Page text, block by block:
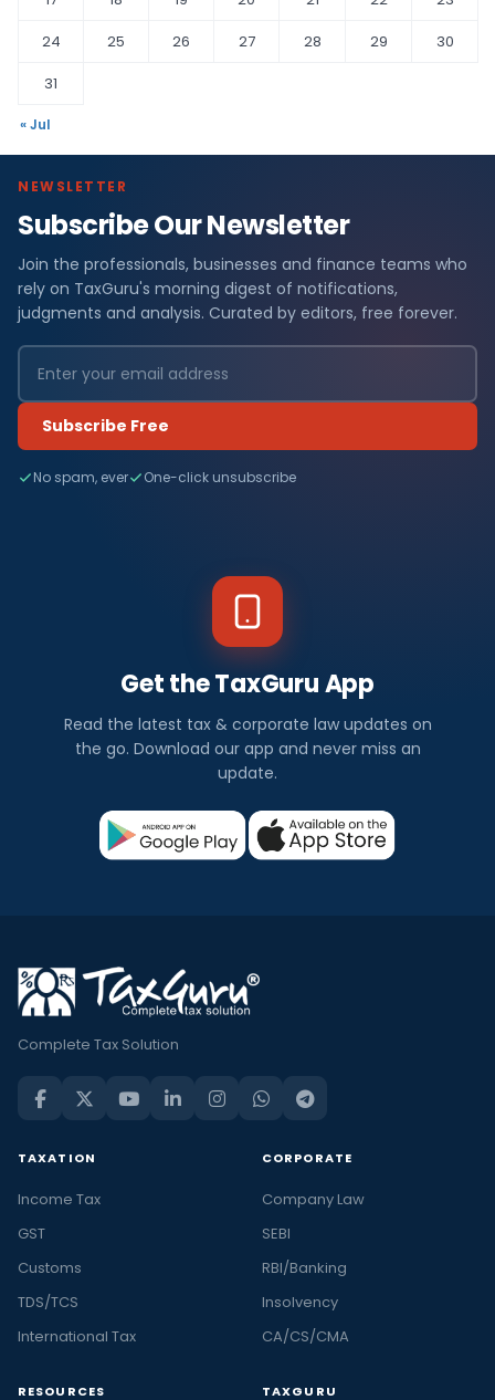
24
25 26 27 28 29
30
31
« Jul
NEWSLETTER
Subscribe Our Newsletter
Join the professionals, businesses and finance teams who
rely on TaxGuru's morning digest of notifications,
judgments and analysis. Curated by editors, free forever.
Subscribe Free
No spam, ever One-click unsubscribe
Get the TaxGuru App
Read the latest tax & corporate law updates on
the go. Download our app and never miss an
update.
Complete Tax Solution
TAXATION
Income Tax
GST
Customs
TDS/TCS
International Tax
CORPORATE
Company Law
SEBI
RBI/Banking
Insolvency
CA/CS/CMA
RESOURCES TAXGURU